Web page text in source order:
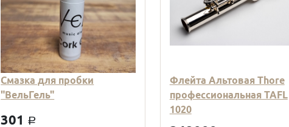
Смазка для пробки
"ВельГель"
301 a
Флейта Альтовая Thore
профессиональная TAFL
1020